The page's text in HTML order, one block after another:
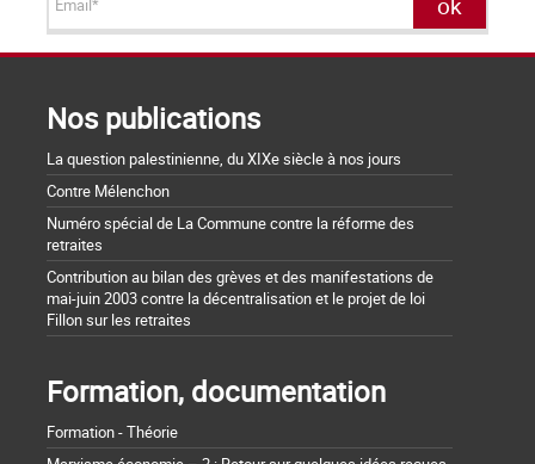
Nos publications
La question palestinienne, du XIXe siècle à nos jours
Contre Mélenchon
Numéro spécial de La Commune contre la réforme des
retraites
Contribution au bilan des grèves et des manifestations de
mai-juin 2003 contre la décentralisation et le projet de loi
Fillon sur les retraites
Formation, documentation
Formation - Théorie